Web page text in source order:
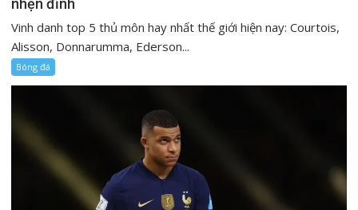
Vinh danh top 5 thủ môn hay nhất thế giới hiện nay: Courtois,
Alisson, Donnarumma, Ederson...
Bóng đá